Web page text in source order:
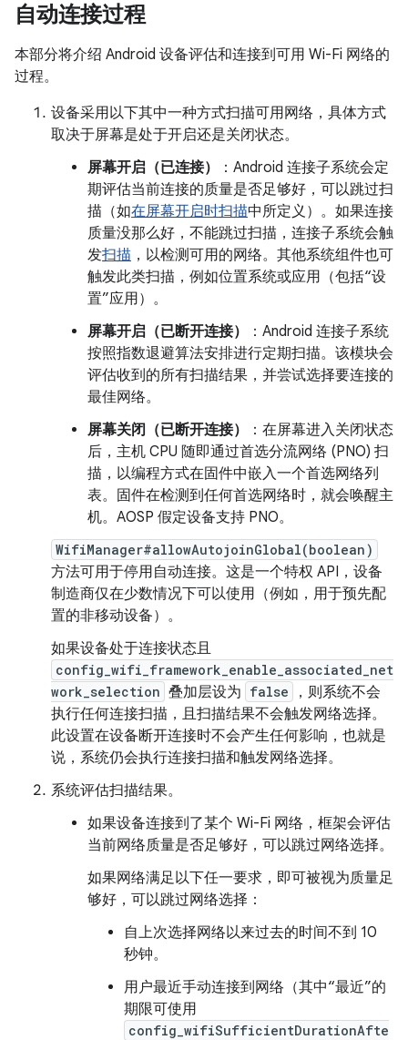
自动连接过程
本部分将介绍 Android 设备评估和连接到可用 Wi-Fi 网络的
过程。
设备采用以下其中一种方式扫描可用网络，具体方式
取决于屏幕是处于开启还是关闭状态。
屏幕开启（已连接）
：Android 连接子系统会定
期评估当前连接的质量是否足够好，可以跳过扫
描（如在屏幕开启时扫描中所定义）。如果连接
质量没那么好，不能跳过扫描，连接子系统会触
发扫描 ，以检测可用的网络。其他系统组件也可
触发此类扫描，例如位置系统或应用（包括“设
置”应用）。
屏幕开启（已断开连接）
：Android 连接子系统
按照指数退避算法安排进行定期扫描。该模块会
评估收到的所有扫描结果，并尝试选择要连接的
最佳网络。
屏幕关闭（已断开连接）
：在屏幕进入关闭状态
后，主机 CPU 随即通过首选分流网络 (PNO) 扫
描，以编程方式在固件中嵌入一个首选网络列
表。固件在检测到任何首选网络时，就会唤醒主
机。AOSP 假定设备支持 PNO。
WifiManager#allowAutojoinGlobal(boolean)
方法可用于停用自动连接。这是一个特权 API，设备
制造商仅在少数情况下可以使用（例如，用于预先配
置的非移动设备）。
如果设备处于连接状态且
config_wifi_framework_enable_associated_net
work_selection 叠加层设为 false
，则系统不会
执行任何连接扫描，且扫描结果不会触发网络选择。
此设置在设备断开连接时不会产生任何影响，也就是
说，系统仍会执行连接扫描和触发网络选择。
系统评估扫描结果。
如果设备连接到了某个 Wi-Fi 网络，框架会评估
当前网络质量是否足够好，可以跳过网络选择。
如果网络满足以下任一要求，即可被视为质量足
够好，可以跳过网络选择：
自上次选择网络以来过去的时间不到 10
秒钟。
用户最近手动连接到网络（其中“最近”的
期限可使用
config_wifiSufficientDurationAfte